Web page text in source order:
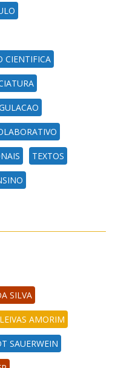
CIENTIFICA
TEXTOS
SILVA
AMORIM
SAUERWEIN